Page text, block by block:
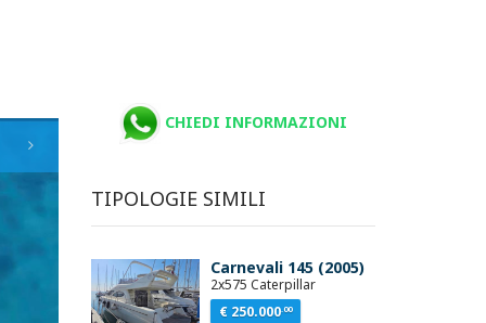
CHIEDI INFORMAZIONI
TIPOLOGIE SIMILI
Carnevali 145 (2005)
2x575 Caterpillar
€ 250.000.00